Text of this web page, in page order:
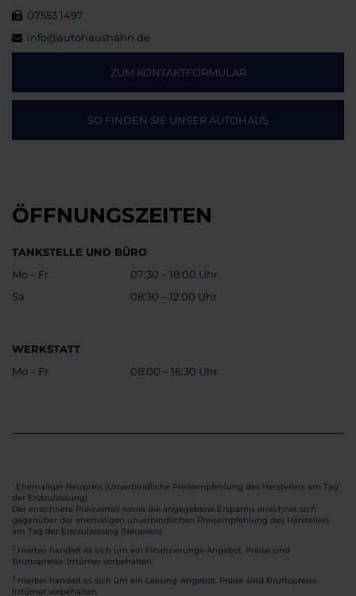
07553 1497
info@autohaushahn.de
ZUM KONTAKTFORMULAR
SO FINDEN SIE UNSER AUTOHAUS
ÖFFNUNGSZEITEN
TANKSTELLE UND BÜRO
Mo – Fr
Sa
07:30 – 18:00 Uhr
08:30 – 12:00 Uhr
WERKSTATT
Mo – Fr
08:00 – 16:30 Uhr
Ehemaliger Neupreis (Unverbindliche Preisempfehlung des Herstellers am Tag
der Erstzulassung).
Der errechnete Preisvorteil sowie die angegebene Ersparnis errechnet sich
gegenüber der ehemaligen unverbindlichen Preisempfehlung des Herstellers
am Tag der Erstzulassung (Neupreis).
2 Hierbei handelt es sich um ein Finanzierungs-Angebot. Preise sind
Bruttopreise. Irrtümer vorbehalten.
3 Hierbei handelt es sich um ein Leasing-Angebot. Preise sind Bruttopreise.
Irrtümer vorbehalten.